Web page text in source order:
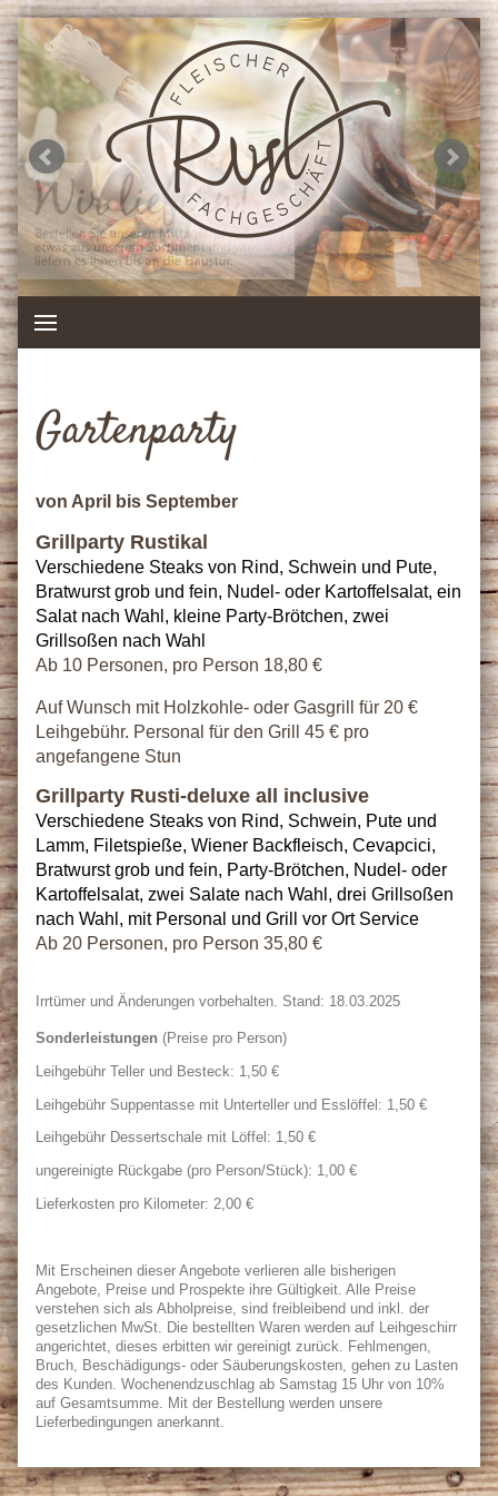
Gartenparty
von April bis September
Grillparty Rustikal
Verschiedene Steaks von Rind, Schwein und Pute,
Bratwurst grob und fein, Nudel- oder Kartoffelsalat, ein
Salat nach Wahl, kleine Party-Brötchen, zwei
Grillsoßen nach Wahl
Ab 10 Personen, pro Person 18,80 €
Auf Wunsch mit Holzkohle- oder Gasgrill für 20 €
Leihgebühr. Personal für den Grill 45 € pro
angefangene Stun
Grillparty Rusti-deluxe all inclusive
Verschiedene Steaks von Rind, Schwein, Pute und
Lamm, Filetspieße, Wiener Backfleisch, Cevapcici,
Bratwurst grob und fein, Party-Brötchen, Nudel- oder
Kartoffelsalat, zwei Salate nach Wahl, drei Grillsoßen
nach Wahl, mit Personal und Grill vor Ort Service
Ab 20 Personen, pro Person 35,80 €
Irrtümer und Änderungen vorbehalten. Stand: 18.03.2025
Sonderleistungen (Preise pro Person)
Leihgebühr Teller und Besteck: 1,50 €
Leihgebühr Suppentasse mit Unterteller und Esslöffel: 1,50 €
Leihgebühr Dessertschale mit Löffel: 1,50 €
ungereinigte Rückgabe (pro Person/Stück): 1,00 €
Lieferkosten pro Kilometer: 2,00 €
Mit Erscheinen dieser Angebote verlieren alle bisherigen
Angebote, Preise und Prospekte ihre Gültigkeit. Alle Preise
verstehen sich als Abholpreise, sind freibleibend und inkl. der
gesetzlichen MwSt. Die bestellten Waren werden auf Leihgeschirr
angerichtet, dieses erbitten wir gereinigt zurück. Fehlmengen,
Bruch, Beschädigungs- oder Säuberungskosten, gehen zu Lasten
des Kunden. Wochenendzuschlag ab Samstag 15 Uhr von 10%
auf Gesamtsumme. Mit der Bestellung werden unsere
Lieferbedingungen anerkannt.